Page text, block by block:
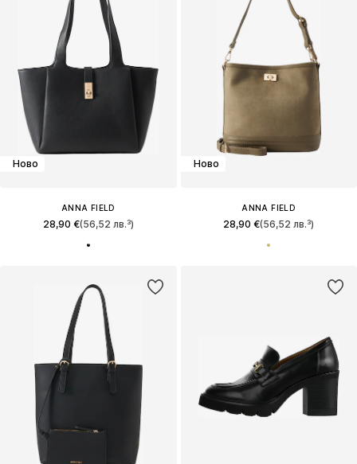
Ново
ANNA FIELD
28,90 €(56,52 лв.³)
Ново
ANNA FIELD
28,90 €(56,52 лв.³)